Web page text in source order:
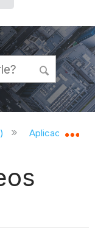
global
Aplicación iOS